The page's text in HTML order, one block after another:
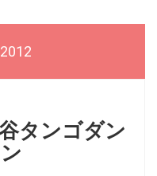
タンゴダン